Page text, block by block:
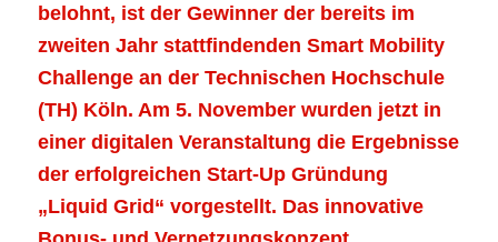
belohnt, ist der Gewinner der bereits im
zweiten Jahr stattfindenden Smart Mobility
Challenge an der Technischen Hochschule
(TH) Köln. Am 5. November wurden jetzt in
einer digitalen Veranstaltung die Ergebnisse
der erfolgreichen Start-Up Gründung
„Liquid Grid“ vorgestellt. Das innovative